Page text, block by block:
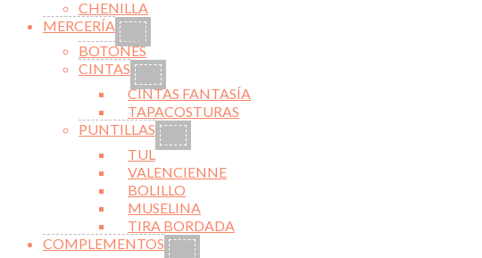
CHENILLA
MERCERÍA
BOTONES
CINTAS
CINTAS FANTASÍA
TAPACOSTURAS
PUNTILLAS
TUL
VALENCIENNE
BOLILLO
MUSELINA
TIRA BORDADA
COMPLEMENTOS